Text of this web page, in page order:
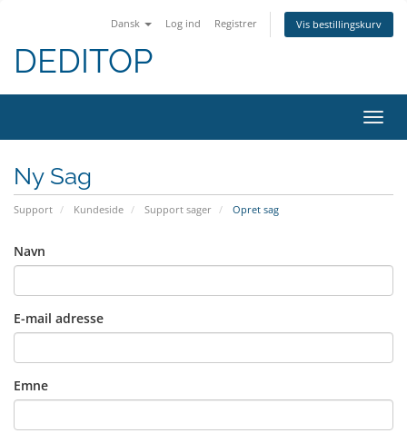
Dansk Log ind Registrer Vis bestillingskurv
DEDITOP
Skift
Ny Sag
Support Kundeside Support sager Opret sag
Navn
E-mail adresse
Emne